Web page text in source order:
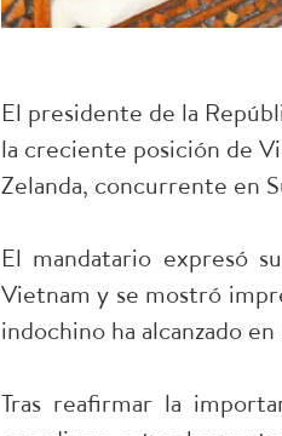
El presidente de la
la creciente posición de
Zelanda, concurrente en
El mandatario expresó
Vietnam y se mostró
indochino ha alcanzado
Tras reafirmar la